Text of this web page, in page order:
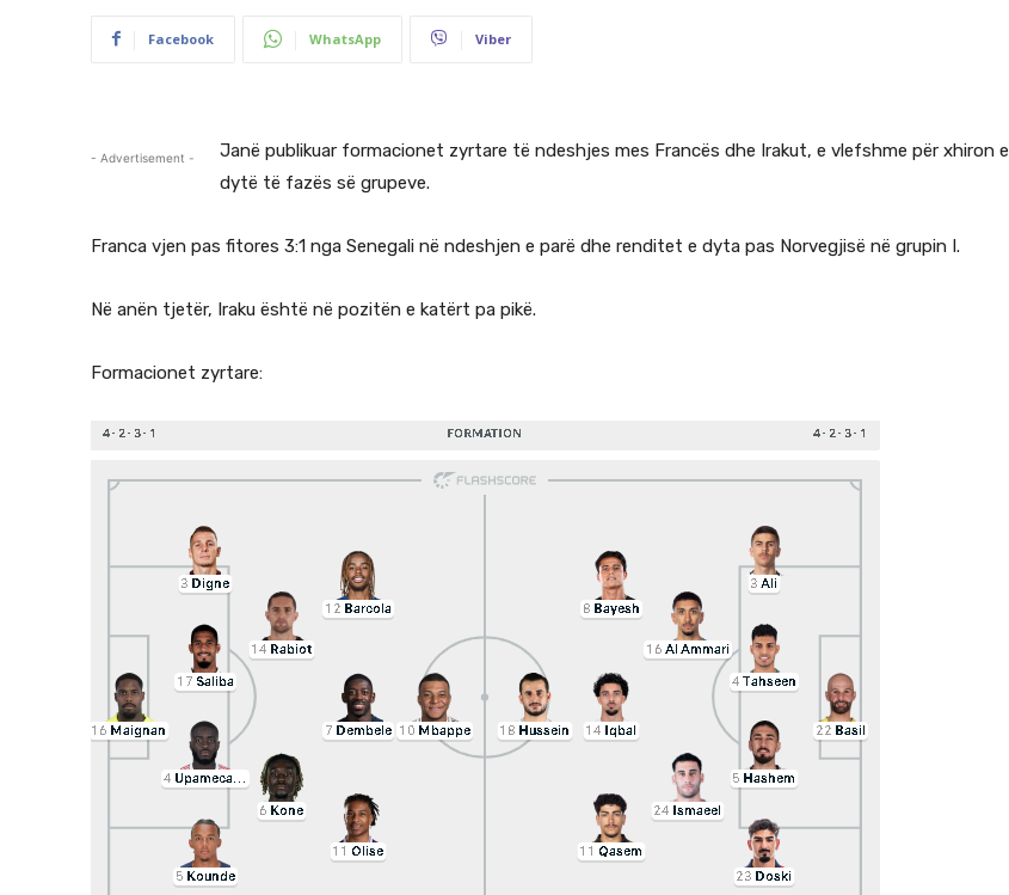
Facebook WhatsApp Viber
- Advertisement -
Janë publikuar formacionet zyrtare të ndeshjes mes Francës dhe Irakut, e vlefshme për xhiron e
dytë të fazës së grupeve.
Franca vjen pas fitores 3:1 nga Senegali në ndeshjen e parë dhe renditet e dyta pas Norvegjisë në grupin I.
Në anën tjetër, Iraku është në pozitën e katërt pa pikë.
Formacionet zyrtare: